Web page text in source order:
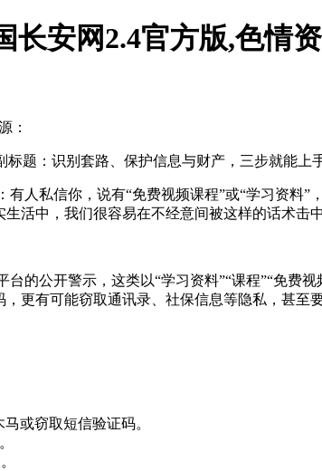
长安网2.4官方版,色情
：
题：识别套路、保护信息与财产，三步就能上
有人私信你，说有“免费视频课程”或“学习资
活中，我们很容易在不经意间被这样的话术击
的公开警示，这类以“学习资料”“课程”“免费
更有可能窃取通讯录、社保信息等隐私，甚
或窃取短信验证码。